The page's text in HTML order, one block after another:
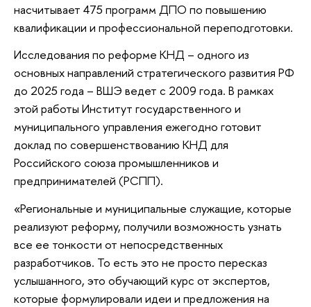
насчитывает 475 программ ДПО по повышению
квалификации и профессиональной переподготовки.
Исследования по реформе КНД – одного из
основных направлений стратегического развития РФ
до 2025 года – ВШЭ ведет с 2009 года. В рамках
этой работы Институт государственного и
муниципального управления ежегодно готовит
доклад по совершенствованию КНД для
Российского союза промышленников и
предпринимателей (РСПП).
«Региональные и муниципальные служащие, которые
реализуют реформу, получили возможность узнать
все ее тонкости от непосредственных
разработчиков. То есть это не просто пересказ
услышанного, это обучающий курс от экспертов,
которые формулировали идеи и предложения на